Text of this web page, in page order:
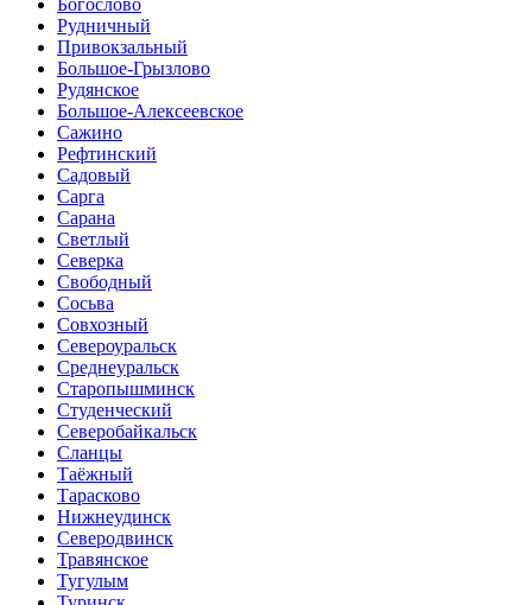
Рудничный
Привокзальный
Большое-Грызлово
Рудянское
Большое-Алексеевское
Сажино
Рефтинский
Садовый
Сарга
Сарана
Светлый
Северка
Свободный
Сосьва
Совхозный
Североуральск
Среднеуральск
Старопышминск
Студенческий
Северобайкальск
Сланцы
Таёжный
Тарасково
Нижнеудинск
Северодвинск
Травянское
Тугулым